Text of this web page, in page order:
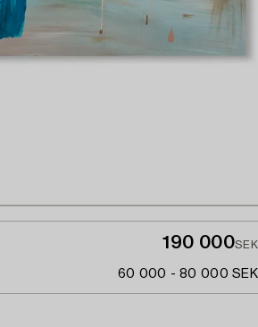
190 000SEK
60 000 - 80 000 SEK